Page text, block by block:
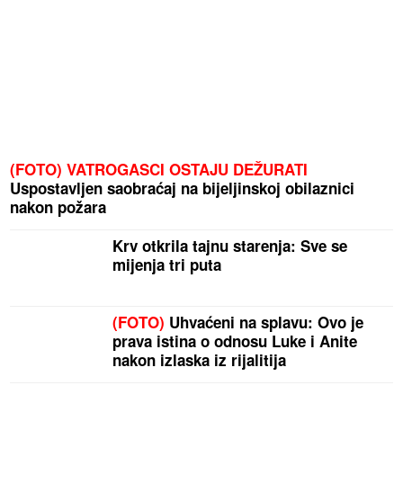
(FOTO) VATROGASCI OSTAJU DEŽURATI
Uspostavljen saobraćaj na bijeljinskoj obilaznici
nakon požara
Krv otkrila tajnu starenja: Sve se
mijenja tri puta
(FOTO) Uhvaćeni na splavu: Ovo je
prava istina o odnosu Luke i Anite
nakon izlaska iz rijalitija